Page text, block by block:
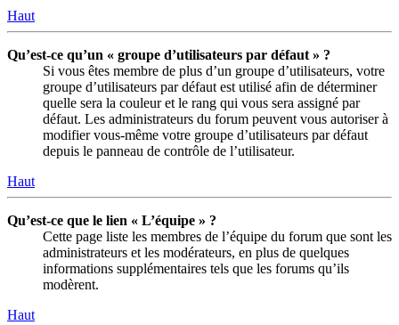
Haut
Qu’est-ce qu’un « groupe d’utilisateurs par défaut » ?
Si vous êtes membre de plus d’un groupe d’utilisateurs, votre
groupe d’utilisateurs par défaut est utilisé afin de déterminer
quelle sera la couleur et le rang qui vous sera assigné par
défaut. Les administrateurs du forum peuvent vous autoriser à
modifier vous-même votre groupe d’utilisateurs par défaut
depuis le panneau de contrôle de l’utilisateur.
Haut
Qu’est-ce que le lien « L’équipe » ?
Cette page liste les membres de l’équipe du forum que sont les
administrateurs et les modérateurs, en plus de quelques
informations supplémentaires tels que les forums qu’ils
modèrent.
Haut